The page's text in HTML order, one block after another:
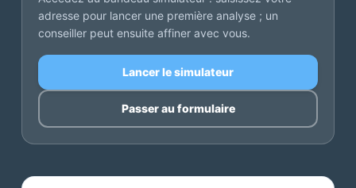
adresse pour lancer une première analyse ; un
conseiller peut ensuite affiner avec vous.
Lancer le simulateur
Passer au formulaire